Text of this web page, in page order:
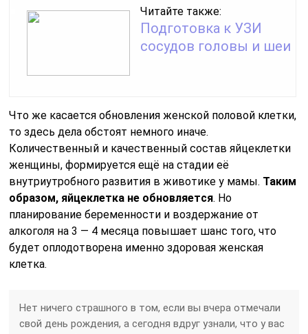
Читайте также:
Подготовка к УЗИ
сосудов головы и шеи
Что же касается обновления женской половой клетки,
то здесь дела обстоят немного иначе.
Количественный и качественный состав яйцеклетки
женщины, формируется ещё на стадии её
внутриутробного развития в животике у мамы. Таким
образом, яйцеклетка не обновляется. Но
планирование беременности и воздержание от
алкоголя на 3 — 4 месяца повышает шанс того, что
будет оплодотворена именно здоровая женская
клетка.
Нет ничего страшного в том, если вы вчера отмечали
свой день рождения, а сегодня вдруг узнали, что у вас